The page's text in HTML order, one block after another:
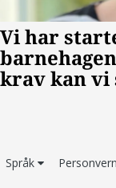
Språk